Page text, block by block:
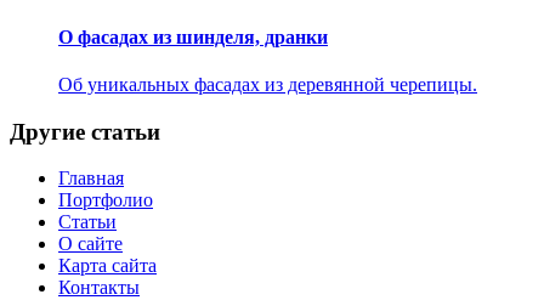
О фасадах из шинделя, дранки
Об уникальных фасадах из деревянной черепицы.
Другие статьи
Главная
Портфолио
Статьи
О сайте
Карта сайта
Контакты